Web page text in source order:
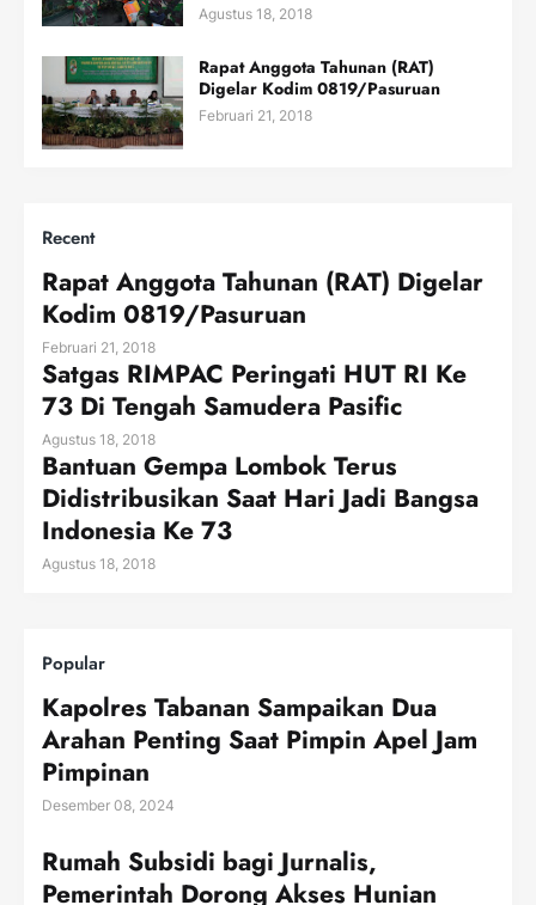
Agustus 18, 2018
Rapat Anggota Tahunan (RAT)
Digelar Kodim 0819/Pasuruan
Februari 21, 2018
Recent
Rapat Anggota Tahunan (RAT) Digelar
Kodim 0819/Pasuruan
Februari 21, 2018
Satgas RIMPAC Peringati HUT RI Ke
73 Di Tengah Samudera Pasific
Agustus 18, 2018
Bantuan Gempa Lombok Terus
Didistribusikan Saat Hari Jadi Bangsa
Indonesia Ke 73
Agustus 18, 2018
Popular
Kapolres Tabanan Sampaikan Dua
Arahan Penting Saat Pimpin Apel Jam
Pimpinan
Desember 08, 2024
Rumah Subsidi bagi Jurnalis,
Pemerintah Dorong Akses Hunian